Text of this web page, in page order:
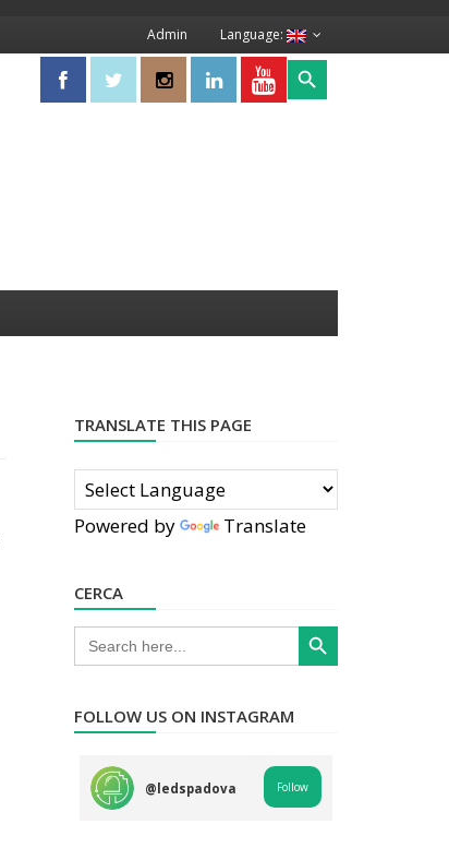
Admin Language:
Search
for:
Search Button
TRANSLATE THIS PAGE
Powered by Translate
CERCA
Search
for:
Search Button
FOLLOW US ON INSTAGRAM
@ledspadova Follow